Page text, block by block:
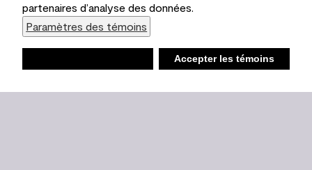
partenaires d’analyse des données.
Paramètres des témoins
Accepter les témoins
Liste d’achats